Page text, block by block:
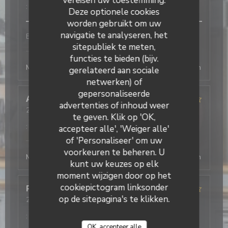
Deze optionele cookies
worden gebruikt om uw
navigatie te analyseren, het
sitepubliek te meten,
functies te bieden (bijv.
gerelateerd aan sociale
netwerken) of
gepersonaliseerde
advertenties of inhoud weer
te geven. Klik op 'OK,
accepteer alle', 'Weiger alle'
of 'Personaliseer' om uw
voorkeuren te beheren. U
kunt uw keuzes op elk
moment wijzigen door op het
cookiepictogram linksonder
op de sitepagina's te klikken.
:
Bon service et efficace
heeft op deze beoordeling gereageerd
Merci beaucoup ! Au plaisir de vous revoir, la direction
Antonio
2026-08-03- 19:30 - Gasten 2
Atmosfeer: 4/5 Keuken :5/5
:
L'Office heeft op deze beoordeling gereageerd
Merci beaucoup ! Au plaisir de vous revoir, la direction
Philippe
D
2026-08-03- 19:45 - Gasten 4
: